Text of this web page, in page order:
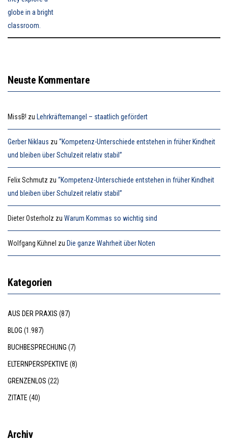
Neuste Kommentare
MissB! zu Lehrkräftemangel – staatlich gefördert
Gerber Niklaus zu “Kompetenz-Unterschiede entstehen in früher Kindheit
und bleiben über Schulzeit relativ stabil”
Felix Schmutz zu “Kompetenz-Unterschiede entstehen in früher Kindheit
und bleiben über Schulzeit relativ stabil”
Dieter Osterholz zu Warum Kommas so wichtig sind
Wolfgang Kühnel zu Die ganze Wahrheit über Noten
Kategorien
AUS DER PRAXIS (87)
BLOG (1.987)
BUCHBESPRECHUNG (7)
ELTERNPERSPEKTIVE (8)
GRENZENLOS (22)
ZITATE (40)
Archiv